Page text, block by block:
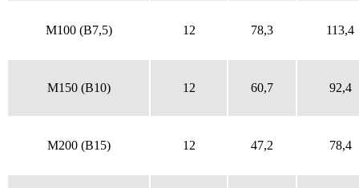
M100 (B7,5) 12 78,3 113,4
M150 (B10) 12 60,7 92,4
M200 (B15) 12 47,2 78,4